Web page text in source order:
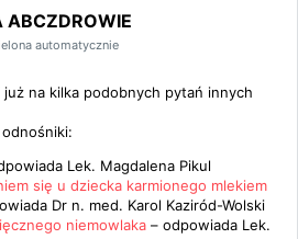
ABCZDROWIE
automatycznie
na kilka podobnych pytań innych
Lek. Magdalena Pikul
się u dziecka karmionego mlekiem
Dr n. med. Karol Kaziród-Wolski
niemowlaka – odpowiada Lek.